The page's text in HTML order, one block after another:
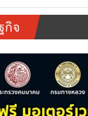
กิจ